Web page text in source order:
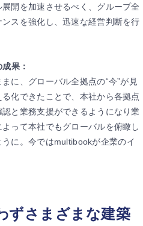
開を加速させるべく、グループ全
スを強化し、迅速な経営判断を行
果：
に、グローバル全拠点の“今”が見
化できたことで、本社から各拠点
と業務支援ができるようになり業
って本社でもグローバルを俯瞰し
に。今ではmultibookが企業のイ
ずさまざまな建築